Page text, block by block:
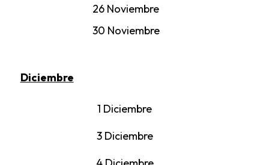
26 Noviembre
30 Noviembre
Diciembre
1 Diciembre
3 Diciembre